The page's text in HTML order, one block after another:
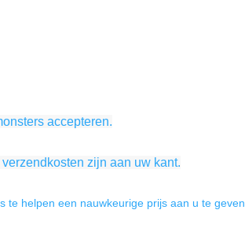
accepteren.
zijn aan uw kant.
helpen een nauwkeurige prijs aan u te geven.